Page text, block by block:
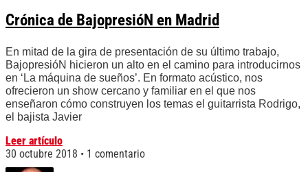
Crónica de BajopresióN en Madrid
En mitad de la gira de presentación de su último trabajo,
BajopresióN hicieron un alto en el camino para introducirnos
en ‘La máquina de sueños’. En formato acústico, nos
ofrecieron un show cercano y familiar en el que nos
enseñaron cómo construyen los temas el guitarrista Rodrigo,
el bajista Javier
Leer artículo
30 octubre 2018
1 comentario